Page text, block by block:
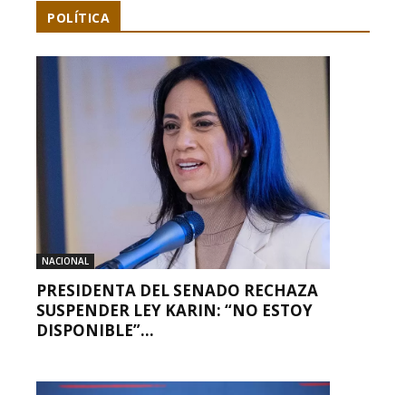
POLÍTICA
NACIONAL
PRESIDENTA DEL SENADO RECHAZA
SUSPENDER LEY KARIN: “NO ESTOY
DISPONIBLE”...